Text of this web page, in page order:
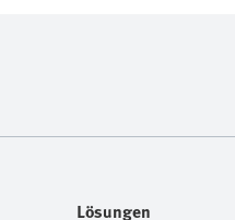
Lösungen